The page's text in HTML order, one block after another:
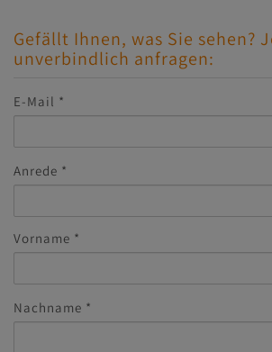
Gefällt Ihnen, was Sie sehen?
unverbindlich anfragen:
E-Mail
Anrede
Vorname
Nachname